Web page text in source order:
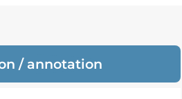
/ annotation